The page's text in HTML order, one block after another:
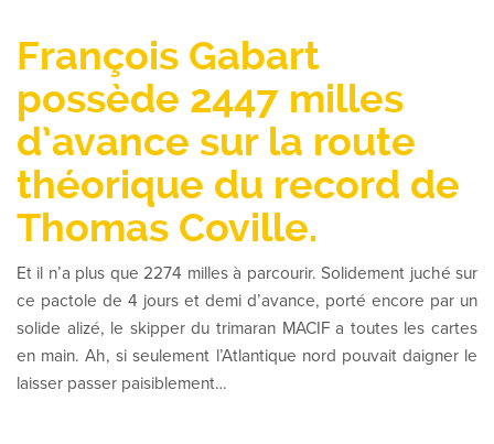
François Gabart
possède 2447 milles
d’avance sur la route
théorique du record de
Thomas Coville.
Et il n’a plus que 2274 milles à parcourir. Solidement juché sur
ce pactole de 4 jours et demi d’avance, porté encore par un
solide alizé, le skipper du trimaran MACIF a toutes les cartes
en main. Ah, si seulement l’Atlantique nord pouvait daigner le
laisser passer paisiblement…